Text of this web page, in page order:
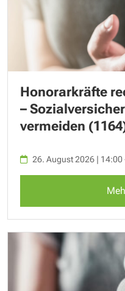
Honorarkräfte
–
vermeiden
26. August 2026 | 14:00